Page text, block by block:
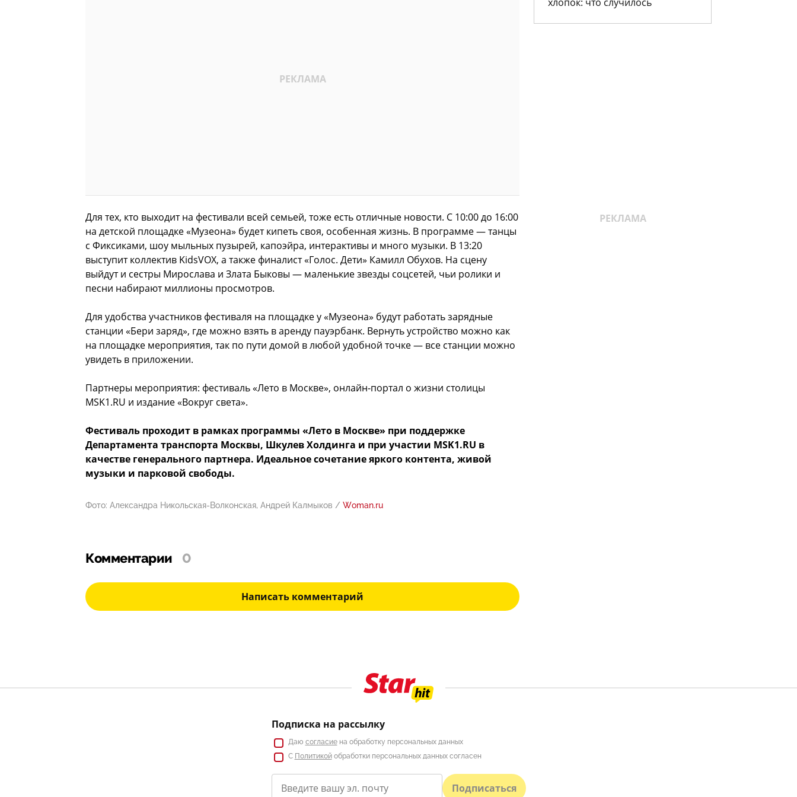
Для тех, кто выходит на фестивали всей семьей, тоже есть отличные новости. С 10:00 до 16:00
на детской площадке «Музеона» будет кипеть своя, особенная жизнь. В программе — танцы
с Фиксиками, шоу мыльных пузырей, капоэйра, интерактивы и много музыки. В 13:20
выступит коллектив KidsVOX, а также финалист «Голос. Дети» Камилл Обухов. На сцену
выйдут и сестры Мирослава и Злата Быковы — маленькие звезды соцсетей, чьи ролики и
песни набирают миллионы просмотров.
Для удобства участников фестиваля на площадке у «Музеона» будут работать зарядные
станции «Бери заряд», где можно взять в аренду пауэрбанк. Вернуть устройство можно как
на площадке мероприятия, так по пути домой в любой удобной точке — все станции можно
увидеть в приложении.
Партнеры мероприятия: фестиваль «Лето в Москве», онлайн-портал о жизни столицы
MSK1.RU и издание «Вокруг света».
Фестиваль проходит в рамках программы «Лето в Москве» при поддержке
Департамента транспорта Москвы, Шкулев Холдинга и при участии MSK1.RU в
качестве генерального партнера. Идеальное сочетание яркого контента, живой
музыки и парковой свободы.
Фото: Александра Никольская-Волконская, Андрей Калмыков / Woman.ru
Комментарии 0
Написать комментарий
Подписка на рассылку
Даю согласиена обработку персональных данных
С Политикойобработки персональных данных согласен
Подписаться